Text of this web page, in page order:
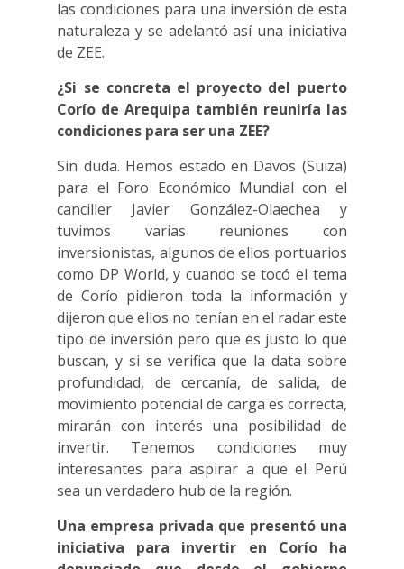
las condiciones para una inversión de esta
naturaleza y se adelantó así una iniciativa
de ZEE.
¿Si se concreta el proyecto del puerto
Corío de Arequipa también reuniría las
condiciones para ser una ZEE?
Sin duda. Hemos estado en Davos (Suiza)
para el Foro Económico Mundial con el
canciller Javier González-Olaechea y
tuvimos varias reuniones con
inversionistas, algunos de ellos portuarios
como DP World, y cuando se tocó el tema
de Corío pidieron toda la información y
dijeron que ellos no tenían en el radar este
tipo de inversión pero que es justo lo que
buscan, y si se verifica que la data sobre
profundidad, de cercanía, de salida, de
movimiento potencial de carga es correcta,
mirarán con interés una posibilidad de
invertir. Tenemos condiciones muy
interesantes para aspirar a que el Perú
sea un verdadero hub de la región.
Una empresa privada que presentó una
iniciativa para invertir en Corío ha